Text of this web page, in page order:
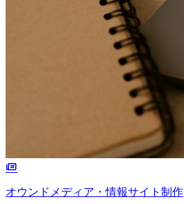
オウンドメディア・情報サイト制作